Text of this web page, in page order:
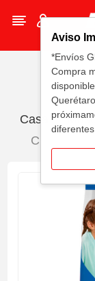
Aviso
*Envíos
Compra
Casa
Croquetas